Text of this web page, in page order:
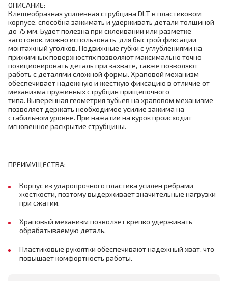
ОПИСАНИЕ:
Клещеобразная усиленная струбцина DLT в пластиковом
корпусе, способна зажимать и удерживать детали толщиной
до 75 мм. Будет полезна при склеивании или разметке
заготовок, можно использовать для быстрой фиксации
монтажный уголков. Подвижные губки с углублениями на
прижимных поверхностях позволяют максимально точно
позиционировать деталь при захвате, также позволяют
работь с деталями сложной формы. Храповой механизм
обеспечивает надежную и жесткую фиксацию в отличие от
механизма пружинных струбцин прищепочного
типа. Выверенная геометрия зубьев на храповом механизме
позволяет держать необходимое усилие зажима на
стабильном уровне. При нажатии на курок происходит
мгновенное раскрытие струбцины.
ПРЕИМУЩЕСТВА:
Корпус из ударопрочного пластика усилен ребрами
жесткости, поэтому выдерживает значительные нагрузки
при сжатии.
Храповый механизм позволяет крепко удерживать
обрабатываемую деталь.
Пластиковые рукоятки обеспечивают надежный хват, что
повышает комфортность работы.